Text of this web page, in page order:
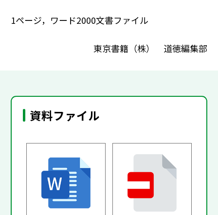
1ページ，ワード2000文書ファイル
東京書籍（株） 道徳編集部
資料ファイル